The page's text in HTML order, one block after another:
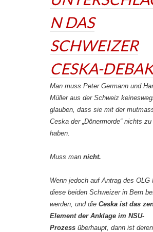
N DAS
SCHWEIZER
CESKA-
Man muss Peter Germann und
Müller aus der Schweiz
glauben, dass sie mit der
Ceska der „Dönermorde“ nichts
haben.
Muss man nicht.
Wenn jedoch auf Antrag des OLG
diese beiden Schweizer in Bern
werden, und die Ceska istdas
Element der Anklage im NSU-
Prozess überhaupt, dann ist deren